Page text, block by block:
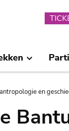
en